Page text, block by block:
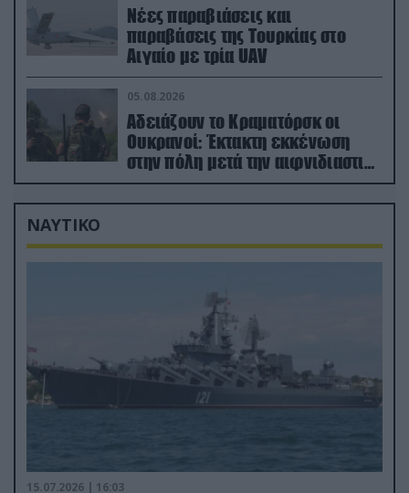
Νέες παραβιάσεις και
παραβάσεις της Τουρκίας στο
Αιγαίο με τρία UAV
05.08.2026
Αδειάζουν το Κραματόρσκ οι
Ουκρανοί: Έκτακτη εκκένωση
στην πόλη μετά την αιφνιδιαστική
προώθηση των Ρώσων (βίντεο)
ΝΑΥΤΙΚΟ
15.07.2026 | 16:03